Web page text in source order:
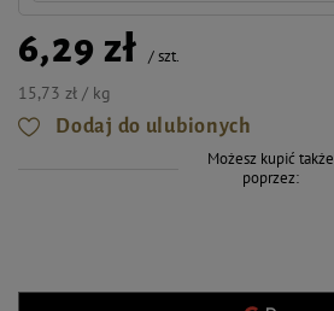
6,29 zł /szt.
15,73 zł / kg
Dodaj do ulubionych
Możesz kupić także
poprzez: